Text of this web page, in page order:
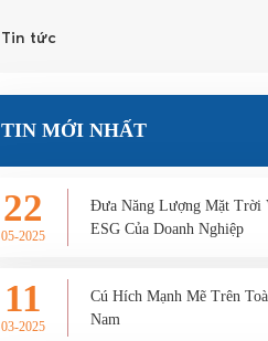
Tin tức
TIN MỚI NHẤT
22
05-2025
Đưa Năng Lượng Mặt Trời
ESG Của Doanh Nghiệp
11
03-2025
Cú Hích Mạnh Mẽ Trên
Nam